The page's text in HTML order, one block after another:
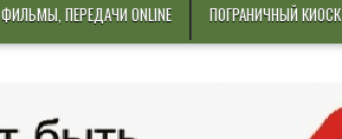
ФИЛЬМЫ, ПЕРЕДАЧИ ONLINE ПОГРАНИЧНЫЙ КИОСК